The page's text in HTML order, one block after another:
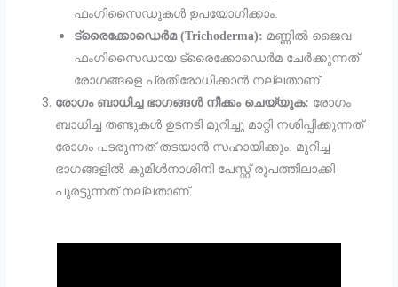
ഫംഗിസൈഡുകൾ ഉപയോഗിക്കാം.
ട്രൈക്കോഡെർമ (Trichoderma): മണ്ണിൽ ജൈവ
ഫംഗിസൈഡായ ട്രൈക്കോഡെർമ ചേർക്കുന്നത്
രോഗങ്ങളെ പ്രതിരോധിക്കാൻ നല്ലതാണ്.
രോഗം ബാധിച്ച ഭാഗങ്ങൾ നീക്കം ചെയ്യുക: രോഗം
ബാധിച്ച തണ്ടുകൾ ഉടനടി മുറിച്ചു മാറ്റി നശിപ്പിക്കുന്നത്
രോഗം പടരുന്നത് തടയാൻ സഹായിക്കും. മുറിച്ച
ഭാഗങ്ങളിൽ കുമിൾനാശിനി പേസ്റ്റ് രൂപത്തിലാക്കി
പുരട്ടുന്നത് നല്ലതാണ്.